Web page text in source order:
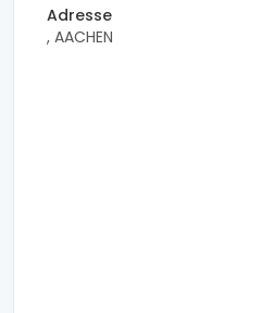
Adresse
, AACHEN